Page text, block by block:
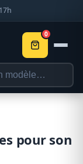
0
pour son